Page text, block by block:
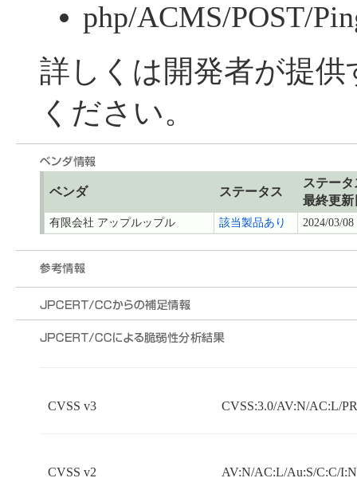
php/ACMS/POST/
詳しくは開発者が提
ください。
ベンダ ステータス
ステータ
最終更新
有限会社 アップルップル 該当製品あり 2024/03/08
CVSS v3 CVSS:3.0/AV:N/AC:L/
CVSS v2 AV:N/AC:L/Au:S/C:C/